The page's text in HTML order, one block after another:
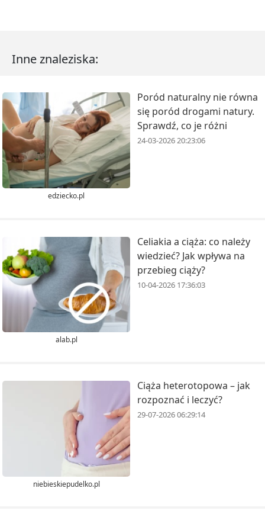
Inne znaleziska:
edziecko.pl
Poród naturalny nie równa
się poród drogami natury.
Sprawdź, co je różni
24-03-2026 20:23:06
alab.pl
Celiakia a ciąża: co należy
wiedzieć? Jak wpływa na
przebieg ciąży?
10-04-2026 17:36:03
niebieskiepudelko.pl
Ciąża heterotopowa – jak
rozpoznać i leczyć?
29-07-2026 06:29:14